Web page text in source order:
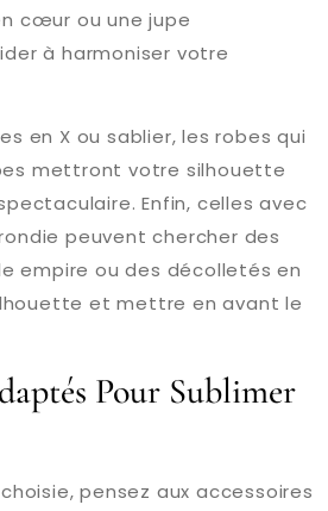
cœur ou une jupe
à harmoniser votre
en X ou sablier, les robes qui
mettront votre silhouette
Enfin, celles avec
peuvent chercher des
empire ou des décolletés en
et mettre en avant le
Pour Sublimer
pensez aux accessoires